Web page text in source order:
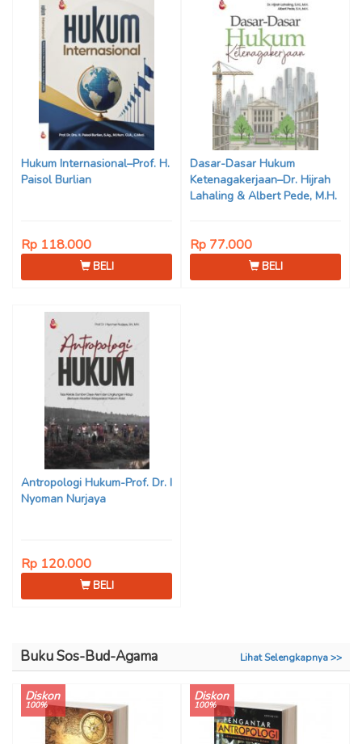
Hukum Internasional–Prof. H.
Paisol Burlian
Rp 118.000
BELI
Dasar-Dasar Hukum
Ketenagakerjaan–Dr. Hijrah
Lahaling & Albert Pede, M.H.
Rp 77.000
BELI
Antropologi Hukum-Prof. Dr. I
Nyoman Nurjaya
Rp 120.000
BELI
Buku Sos-Bud-Agama Lihat Selengkapnya >>
Diskon
100%
Diskon
100%